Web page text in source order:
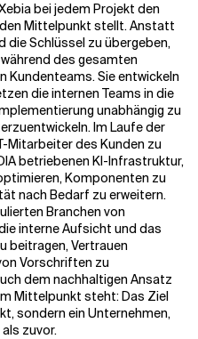
bei jedem Projekt den
Mittelpunkt stellt. Anstatt
die Schlüssel zu übergeben,
des gesamten
Kundenteams. Sie entwickeln
die internen Teams in die
unabhängig zu
Im Laufe der
Mitarbeiter des Kunden zu
betriebenen KI-Infrastruktur,
Komponenten zu
nach Bedarf zu erweitern.
Branchen von
interne Aufsicht und das
beitragen, Vertrauen
Vorschriften zu
dem nachhaltigen Ansatz
Mittelpunkt steht: Das Ziel
sondern ein Unternehmen,
zuvor.